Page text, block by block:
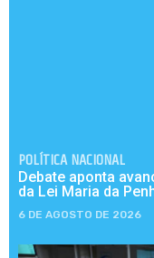
POLÍTICA NACIONAL
Debate aponta
da Lei Maria da
6 DE AGOSTO DE 2026